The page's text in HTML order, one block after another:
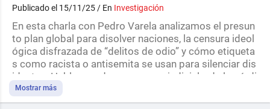
Publicado el 15/11/25 / En Investigación
⁣En esta charla con Pedro Varela analizamos el presun
to plan global para disolver naciones, la censura ideol
ógica disfrazada de “delitos de odio” y cómo etiqueta
s como racista o antisemita se usan para silenciar dis
identes. Hablamos de su proceso judicial y de la pérdi
da de identidad cultural en Europa por la inmigración
masiva y la modernidad sin trascendencia.
Mostrar más